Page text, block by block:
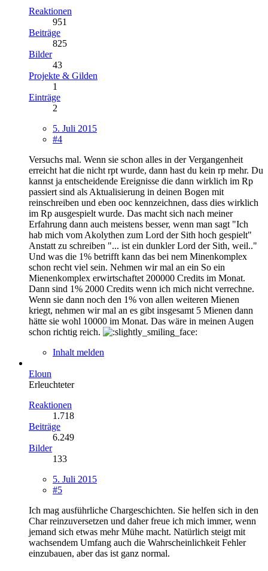
Reaktionen
951
Beiträge
825
Bilder
43
Projekte & Gilden
1
Einträge
2
5. Juli 2015
#4
Versuchs mal. Wenn sie schon alles in der Vergangenheit
erreicht hat die nicht rpt wurde, dann hast du kein rp mehr. Du
kannst ja entscheidende Ereignisse die dann wirklich im Rp
passiert sind als Aktualisierung in deinen Bogen mit
reinschreiben und eben ooc kennzeichnen, dass dies wirklich
im Rp ausgespielt wurde. Das macht sich nach meiner
Erfahrung dann auch meistens besser, wenn man sagt "Ich
hab mich vom Akolythen zum Lord der Sith hoch gespielt"
Anstatt zu schreiben "... ist ein dunkler Lord der Sith, weil.."
Und was die 1% betrifft kann das bei nem Minenkomplex
schon recht viel sein. Nehmen wir mal an ein So ein
Mienenkomplex erwirtschaftet 200000 Credits im Monat.
Dann sind 1% 2000 Credits wenn ich mich nicht verrechne.
Wenn sie dann noch den 1% von allen weiteren Mienen
kriegt, nehmen wir mal an es gibt insgesamt 5 Mienen dann
hätte sie wohl 10000 im Monat. Das wäre in meinen Augen
schon richtig reich.
Inhalt melden
Eloun
Erleuchteter
Reaktionen
1.718
Beiträge
6.249
Bilder
133
5. Juli 2015
#5
Ich mag ausführliche Chargeschichten. Sie helfen sich in den
Char reinzuversetzen und daher freue ich mich immer, wenn
jemand sich etwas mehr Mühe macht. Natürlich steigt mit
wachsendem Umfang auch die Wahrscheinlichkeit Fehler
einzubauen, aber das ist ganz normal.